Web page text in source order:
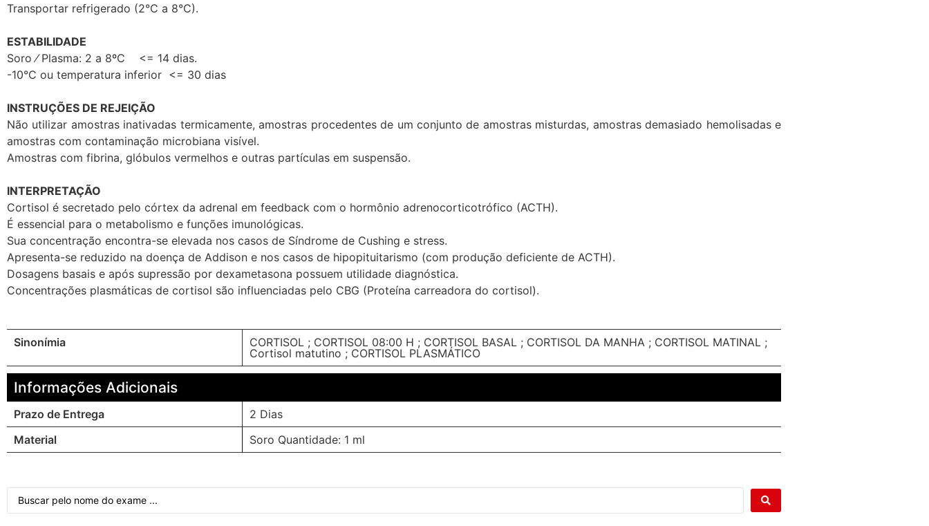
Transportar refrigerado (2°C a 8°C).
ESTABILIDADE
Soro ⁄ Plasma: 2 a 8ºC <= 14 dias.
-10°C ou temperatura inferior <= 30 dias
INSTRUÇÕES DE REJEIÇÃO
Não utilizar amostras inativadas termicamente, amostras procedentes de um conjunto de amostras misturdas, amostras demasiado hemolisadas e
amostras com contaminação microbiana visível.
Amostras com fibrina, glóbulos vermelhos e outras partículas em suspensão.
INTERPRETAÇÃO
Cortisol é secretado pelo córtex da adrenal em feedback com o hormônio adrenocorticotrófico (ACTH).
É essencial para o metabolismo e funções imunológicas.
Sua concentração encontra-se elevada nos casos de Síndrome de Cushing e stress.
Apresenta-se reduzido na doença de Addison e nos casos de hipopituitarismo (com produção deficiente de ACTH).
Dosagens basais e após supressão por dexametasona possuem utilidade diagnóstica.
Concentrações plasmáticas de cortisol são influenciadas pelo CBG (Proteína carreadora do cortisol).
Sinonímia
CORTISOL ; CORTISOL 08:00 H ; CORTISOL BASAL ; CORTISOL DA MANHA ; CORTISOL MATINAL ;
Cortisol matutino ; CORTISOL PLASMÁTICO
Informações Adicionais
Prazo de Entrega
2 Dias
Material
Soro Quantidade: 1 ml